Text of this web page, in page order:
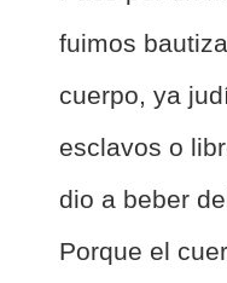
fuimos
cuerpo, ya
esclavos o
dio a beber
Porque el